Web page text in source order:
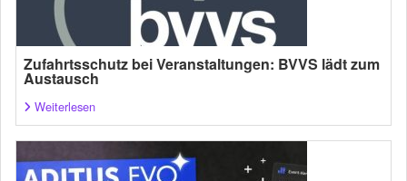
Zufahrtsschutz bei Veranstaltungen: BVVS lädt zum
Austausch
Weiterlesen